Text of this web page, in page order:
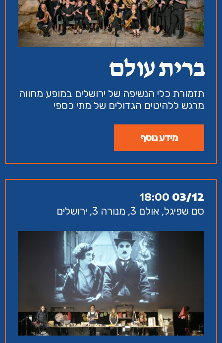
ברית עולם
תזמורת כלי הנשיפה של ירושלים במופע מחווה
מרגש ללהיטים הגדולים של מתי כספי
מידע נוסף
03/12
18:00
סם שפיגל, אולם 3, מנורה 3, ירושלים